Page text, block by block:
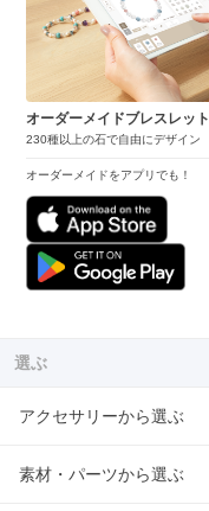
オーダーメイドブレスレット
230種以上の石で自由にデザイン
オーダーメイドをアプリでも！
選ぶ
アクセサリーから選ぶ
素材・パーツから選ぶ